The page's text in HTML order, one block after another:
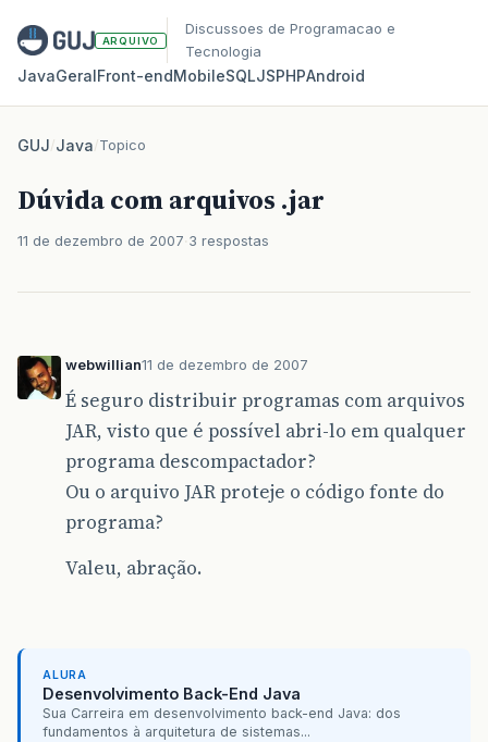
ARQUIVO
Discussoes de Programacao e
Tecnologia
JavaGeralFront‑endMobileSQLJSPHPAndroid
GUJ/Java/Topico
Dúvida com arquivos .jar
11 de dezembro de 2007 3 respostas
webwillian11 de dezembro de 2007
É seguro distribuir programas com arquivos
JAR, visto que é possível abri-lo em qualquer
programa descompactador?
Ou o arquivo JAR proteje o código fonte do
programa?
Valeu, abração.
ALURA
Desenvolvimento Back-End Java
Sua Carreira em desenvolvimento back-end Java: dos
fundamentos à arquitetura de sistemas...